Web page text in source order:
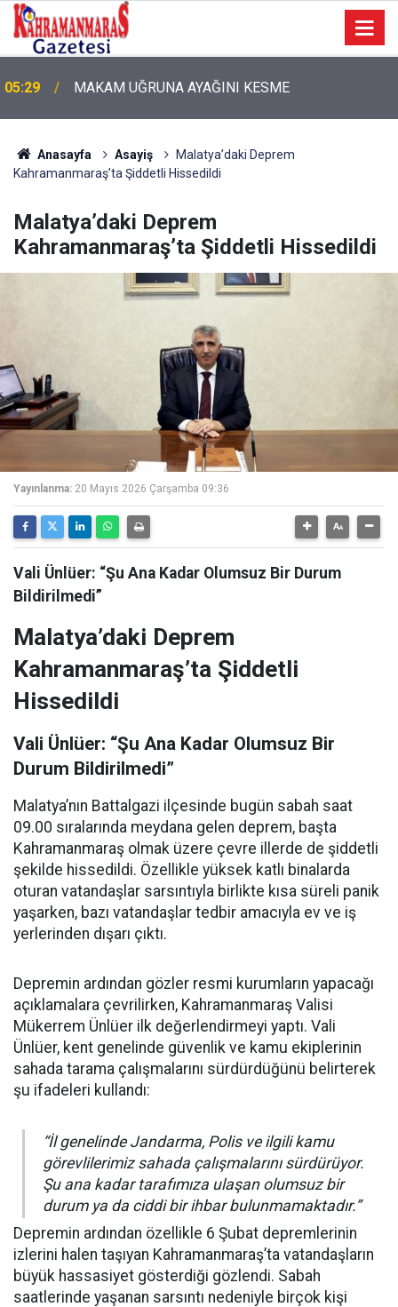
05:29 MAKAM UĞRUNA AYAĞINI KESME
05:11 Bugün Dosta Gidiyorum!
Anasayfa Asayiş
Malatya’daki Deprem
Kahramanmaraş’ta Şiddetli Hissedildi
Malatya’daki Deprem
Kahramanmaraş’ta Şiddetli Hissedildi
Yayınlanma: 20 Mayıs 2026 Çarşamba 09:36
Vali Ünlüer: “Şu Ana Kadar Olumsuz Bir Durum
Bildirilmedi”
Malatya’daki Deprem
Kahramanmaraş’ta Şiddetli
Hissedildi
Vali Ünlüer: “Şu Ana Kadar Olumsuz Bir
Durum Bildirilmedi”
Malatya’nın Battalgazi ilçesinde bugün sabah saat
09.00 sıralarında meydana gelen deprem, başta
Kahramanmaraş olmak üzere çevre illerde de şiddetli
şekilde hissedildi. Özellikle yüksek katlı binalarda
oturan vatandaşlar sarsıntıyla birlikte kısa süreli panik
yaşarken, bazı vatandaşlar tedbir amacıyla ev ve iş
yerlerinden dışarı çıktı.
Depremin ardından gözler resmi kurumların yapacağı
açıklamalara çevrilirken, Kahramanmaraş Valisi
Mükerrem Ünlüer ilk değerlendirmeyi yaptı. Vali
Ünlüer, kent genelinde güvenlik ve kamu ekiplerinin
sahada tarama çalışmalarını sürdürdüğünü belirterek
şu ifadeleri kullandı:
“İl genelinde Jandarma, Polis ve ilgili kamu
görevlilerimiz sahada çalışmalarını sürdürüyor.
Şu ana kadar tarafımıza ulaşan olumsuz bir
durum ya da ciddi bir ihbar bulunmamaktadır.”
Depremin ardından özellikle 6 Şubat depremlerinin
izlerini halen taşıyan Kahramanmaraş’ta vatandaşların
büyük hassasiyet gösterdiği gözlendi. Sabah
saatlerinde yaşanan sarsıntı nedeniyle birçok kişi